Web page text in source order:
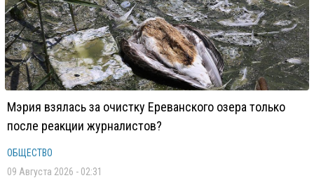
Мэрия взялась за очистку Ереванского озера только
после реакции журналистов?
ОБЩЕСТВО
09 Августа 2026 - 02:31